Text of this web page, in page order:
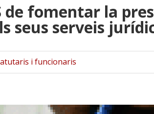
de fomentar la
seus serveis
i funcionaris